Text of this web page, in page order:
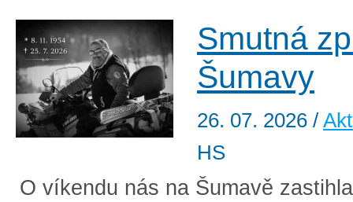
Smutná
Šumavy
26. 07. 2026 /
HS
O víkendu nás na Šumavě